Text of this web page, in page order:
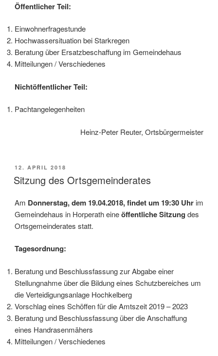
Öffentlicher Teil:
Einwohnerfragestunde
Hochwassersituation bei Starkregen
Beratung über Ersatzbeschaffung im Gemeindehaus
Mitteilungen / Verschiedenes
Nichtöffentlicher Teil:
Pachtangelegenheiten
Heinz-Peter Reuter, Ortsbürgermeister
VERÖFFENTLICHT
AM
12. APRIL 2018
Sitzung des Ortsgemeinderates
Am Donnerstag, dem 19.04.2018, findet um 19:30 Uhr im
Gemeindehaus in Horperath eineöffentliche Sitzung des
Ortsgemeinderates statt.
Tagesordnung:
Beratung und Beschlussfassung zur Abgabe einer
Stellungnahme über die Bildung eines Schutzbereiches um
die Verteidigungsanlage Hochkelberg
Vorschlag eines Schöffen für die Amtszeit 2019 – 2023
Beratung und Beschlussfassung über die Anschaffung
eines Handrasenmähers
Mitteilungen / Verschiedenes